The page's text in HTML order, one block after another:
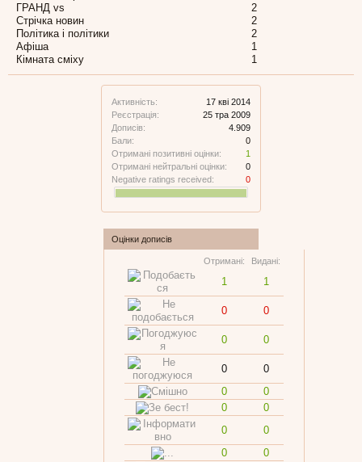
Активність:
17 кві 2014
Реєстрація:
25 тра 2009
Дописів:
4.909
Бали:
0
Отримані позитивні оцінки:
1
Отримані нейтральні оцінки:
0
Negative ratings received:
0
Оцінки дописів
Отримані: Видані:
1 1
0 0
0 0
0
0
0
0
0
0
0
0
0
0
ГРАНД vs
2
Стрічка новин
2
Політика і політики
2
Афіша
1
Кімната сміху
1